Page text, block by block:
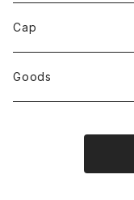
Long Sleeve
T-shirt
Long Sleeve
Right Here
T-shirt
SUNSHINE
Crazy Sexy Cool
dome
JIVE
Def Jam
dome
Def Jam
dome
Heart
Heart 2024
Heart
Def Jam
Cap
Heart
Goods